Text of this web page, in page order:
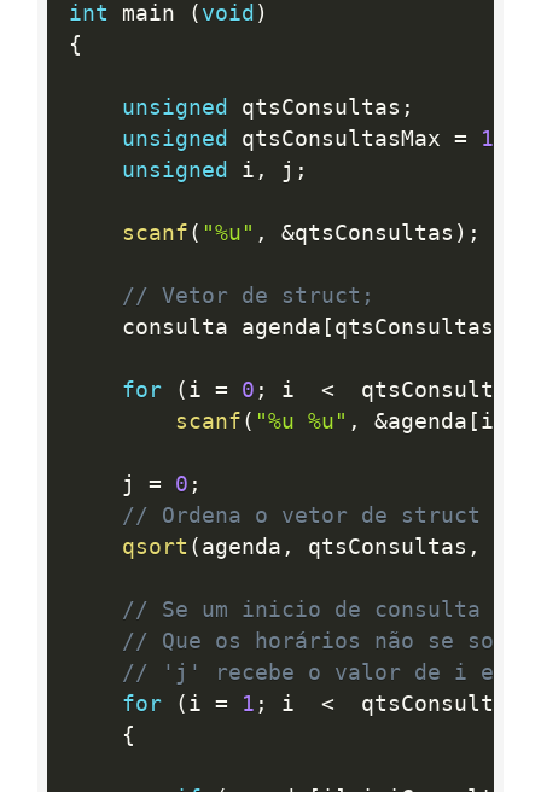
int main ( void )
{
unsigned qtsConsultas ;
unsigned
qtsConsultasMax = 1
unsigned
i , j ;
scanf ( "%u" , &qtsConsultas ) ;
// Vetor de struct;
	consulta agenda
[ qtsConsultas
for ( i = 0 ; i <
  qtsConsultas
scanf ( "%u %u" , &agenda [ i
	j
= 0 ;
// Ordena o vetor de struct em
qsort ( agenda , qtsConsultas ,
// Se um inicio de consulta
// Que os horários não se
// 'j' recebe o valor de i e se
for
( i = 1 ; i <
  qtsConsultas
{